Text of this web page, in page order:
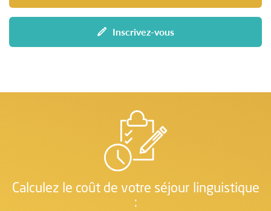
Inscrivez-vous
Calculez le coût de votre séjour linguistique
: